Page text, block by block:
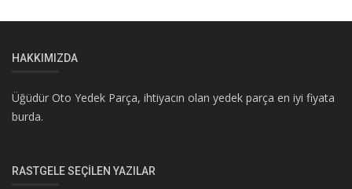
HAKKIMIZDA
Üğüdür Oto Yedek Parça, ihtiyacın olan yedek parça en iyi fiyata
burda.
RASTGELE SEÇILEN YAZILAR